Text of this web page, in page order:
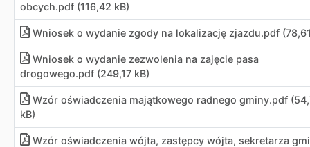
obcych.pdf (116,42 kB)
Wniosek o wydanie zgody na lokalizację zjazdu.pdf
Wniosek o wydanie zezwolenia na zajęcie pasa
drogowego.pdf (249,17 kB)
Wzór oświadczenia majątkowego radnego gminy.pdf
kB)
Wzór oświadczenia wójta, zastępcy wójta, sekretarza